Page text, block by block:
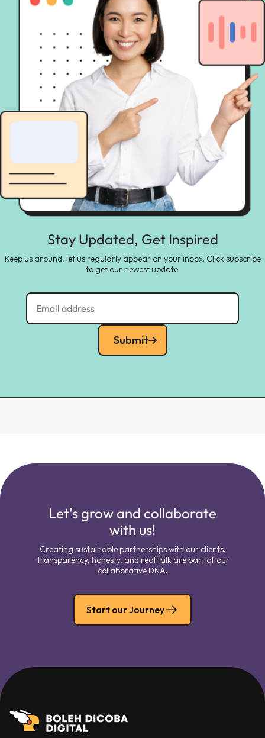
Stay Updated, Get Inspired
Keep us around, let us regularly appear on your inbox. Click subscribe
to get our newest update.
Submit
Let's grow and collaborate
with us!
Creating sustainable partnerships with our clients.
Transparency, honesty, and real talk are part of our
collaborative DNA.
Start our Journey